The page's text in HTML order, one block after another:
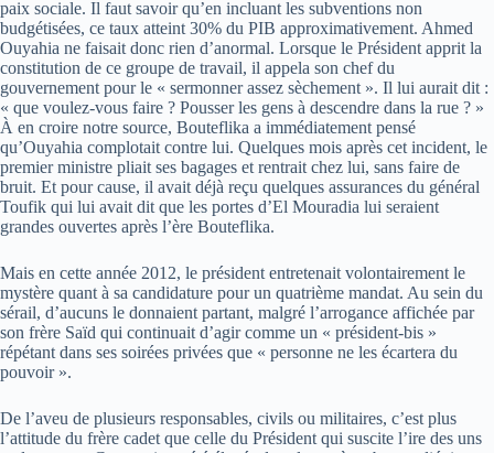
paix sociale. Il faut savoir qu’en incluant les subventions non
budgétisées, ce taux atteint 30% du PIB approximativement. Ahmed
Ouyahia ne faisait donc rien d’anormal. Lorsque le Président apprit la
constitution de ce groupe de travail, il appela son chef du
gouvernement pour le « sermonner assez sèchement ». Il lui aurait dit :
« que voulez-vous faire ? Pousser les gens à descendre dans la rue ? »
À en croire notre source, Bouteflika a immédiatement pensé
qu’Ouyahia complotait contre lui. Quelques mois après cet incident, le
premier ministre pliait ses bagages et rentrait chez lui, sans faire de
bruit. Et pour cause, il avait déjà reçu quelques assurances du général
Toufik qui lui avait dit que les portes d’El Mouradia lui seraient
grandes ouvertes après l’ère Bouteflika.
Mais en cette année 2012, le président entretenait volontairement le
mystère quant à sa candidature pour un quatrième mandat. Au sein du
sérail, d’aucuns le donnaient partant, malgré l’arrogance affichée par
son frère Saïd qui continuait d’agir comme un « président-bis »
répétant dans ses soirées privées que « personne ne les écartera du
pouvoir ».
De l’aveu de plusieurs responsables, civils ou militaires, c’est plus
l’attitude du frère cadet que celle du Président qui suscite l’ire des uns